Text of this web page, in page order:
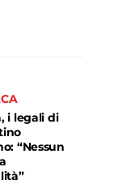
i legali di
“Nessun